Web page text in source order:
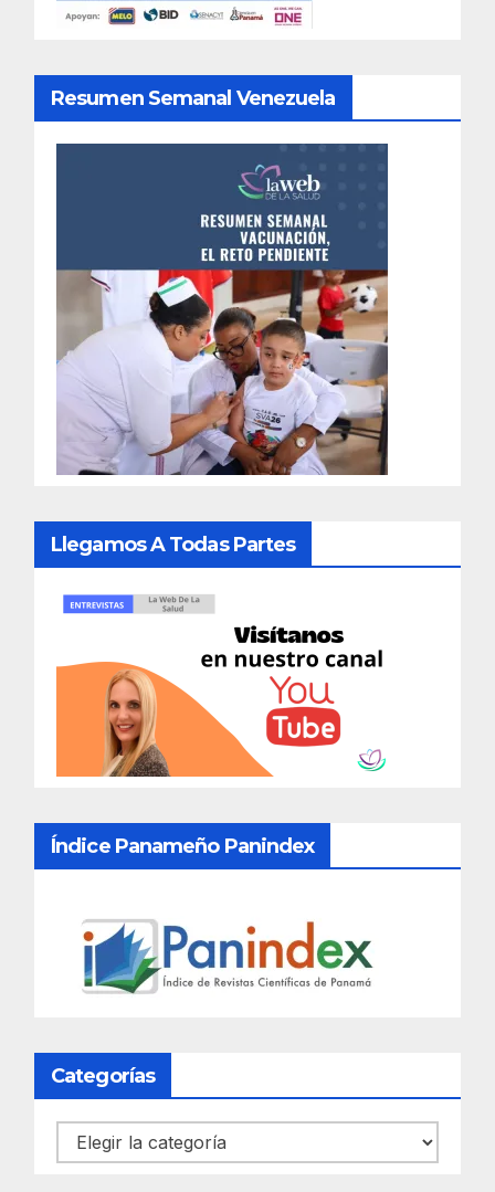
Resumen Semanal Venezuela
Llegamos A Todas Partes
Índice Panameño Panindex
Categorías
Categorías